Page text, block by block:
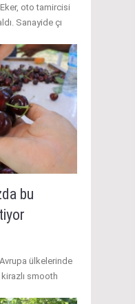
oto tamircisi
Sanayide çı
bu
ülkelerinde
kirazlı smooth